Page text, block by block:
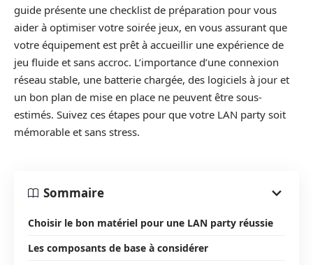
guide présente une checklist de préparation pour vous
aider à optimiser votre soirée jeux, en vous assurant que
votre équipement est prêt à accueillir une expérience de
jeu fluide et sans accroc. L’importance d’une connexion
réseau stable, une batterie chargée, des logiciels à jour et
un bon plan de mise en place ne peuvent être sous-
estimés. Suivez ces étapes pour que votre LAN party soit
mémorable et sans stress.
Sommaire
Choisir le bon matériel pour une LAN party réussie
Les composants de base à considérer